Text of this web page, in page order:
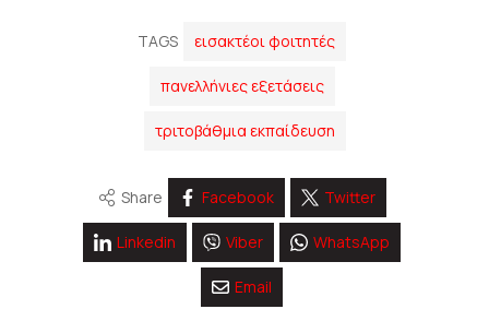
TAGS εισακτέοι φοιτητές
πανελλήνιες εξετάσεις
τριτοβάθμια εκπαίδευση
Share Facebook Twitter
Linkedin Viber WhatsApp
Email